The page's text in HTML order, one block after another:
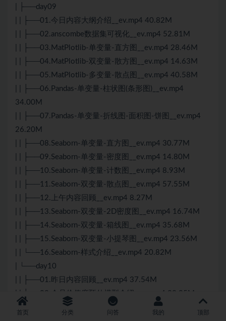
| ├──day09
| | ├──01.今日内容大纲介绍__ev.mp4 40.82M
| | ├──02.anscombe数据集可视化__ev.mp4 52.81M
| | ├──03.MatPlotlib-单变量-直方图__ev.mp4 28.46M
| | ├──04.MatPlotlib-双变量-散方图__ev.mp4 14.63M
| | ├──05.MatPlotlib-多变量-散点图__ev.mp4 40.58M
| | ├──06.Pandas-单变量-柱状图(条形图)__ev.mp4
34.00M
| | ├──07.Pandas-单变量-折线图-面积图-饼图__ev.mp4
26.20M
| | ├──08.Seaborn-单变量-直方图__ev.mp4 30.77M
| | ├──09.Seaborn-单变量-密度图__ev.mp4 14.80M
| | ├──10.Seaborn-单变量-计数图__ev.mp4 8.93M
| | ├──11.Seaborn-双变量-散点图__ev.mp4 57.55M
| | ├──12.上午内容回顾__ev.mp4 8.27M
| | ├──13.Seaborn-双变量-2D密度图__ev.mp4 16.74M
| | ├──14.Seaborn-双变量-箱线图__ev.mp4 35.68M
| | ├──15.Seaborn-双变量-小提琴图__ev.mp4 23.56M
| | └──16.Seaborn-样式介绍__ev.mp4 20.82M
| └──day10
| | ├──01.昨日内容回顾__ev.mp4 37.54M
| | ├──02.会员价值度预估模型介绍__ev.mp4 32.05M
| | ├──03.RFM案例-基本实现过程介绍__ev.mp4 22.70M
首页 分类 问答 我的 顶部